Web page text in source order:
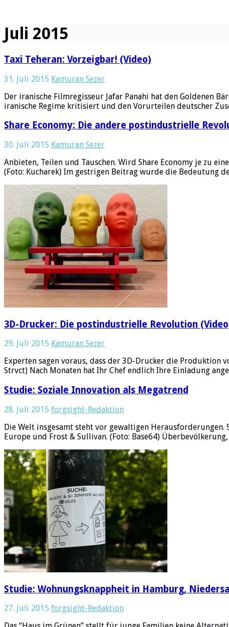
Juli 2015
Taxi Teheran: Vorzeigbar! (Video)
31. Juli 2015 Kamuran Sezer
Der iranische Filmregisseur Jafar Panahi hat den Goldenen
iranische Regime kritisiert und den Vorurteilen deutscher
Share Economy: Die andere postindustrielle
30. Juli 2015 Kamuran Sezer
Anbieten, Teilen und Tauschen. Wird Share Economy je zu
(Foto: Kucharek) Im gestrigen Beitrag wurde die Bedeutung
3D-Drucker: Die postindustrielle Revolution
29. Juli 2015 Kamuran Sezer
Experten sagen voraus, dass der 3D-Drucker die
Strvct) Nach Monaten hat Ihr Chef endlich Ihre Einladung
Studie: Soziale Innovation als Megatrend
28. Juli 2015 forgsight-Redaktion
Die Welt insgesamt steht vor gewaltigen Herausforderungen.
Europe und Frost & Sullivan. (Foto: Base64)
Studie: Wohnungsknappheit in Hamburg,
27. Juli 2015 forgsight-Redaktion